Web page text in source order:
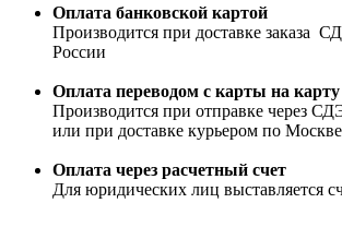
Оплата банковской картой
Производится при доставке заказа
России
Оплата переводом с карты на карту
Производится при отправке через
или при доставке курьером по
Оплата через расчетный счет
Для юридических лиц выставляется